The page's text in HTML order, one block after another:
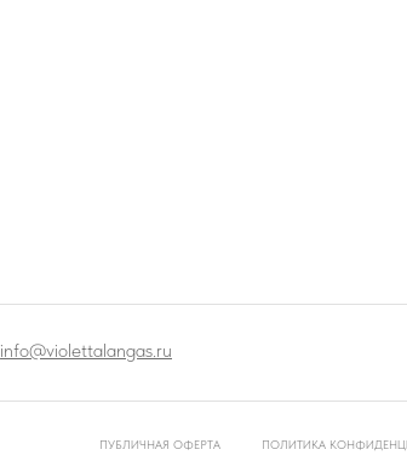
info@violettalangas.ru
ПУБЛИЧНАЯ ОФЕРТА ПОЛИТИКА